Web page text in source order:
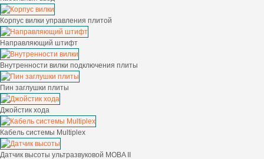
Корпус вилки управления плитой
Направляющий штифт
Внутренности вилки подключения плиты
Пин заглушки плиты
Джойстик хода
Кабель системы Multiplex
Датчик высоты ультразвуковой MOBA II